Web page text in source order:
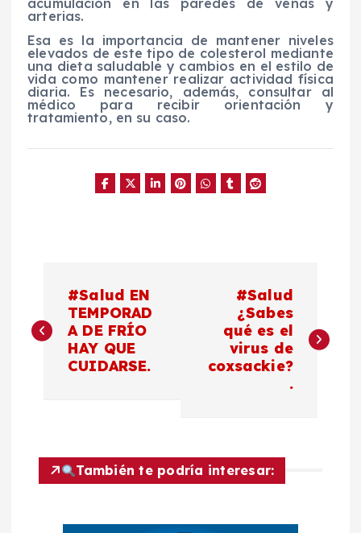
arterias.
Esa es la importancia de mantener niveles
elevados de este tipo de colesterol mediante
una dieta saludable y cambios en el estilo de
vida como mantener realizar actividad física
diaria. Es necesario, además, consultar al
médico para recibir orientación y
tratamiento, en su caso.
a
a
#Salud EN
TEMPORAD
A DE FRÍO
HAY QUE
CUIDARSE.
#Salud
¿Sabes
qué es el
virus de
coxsackie?
.
También te podría interesar: